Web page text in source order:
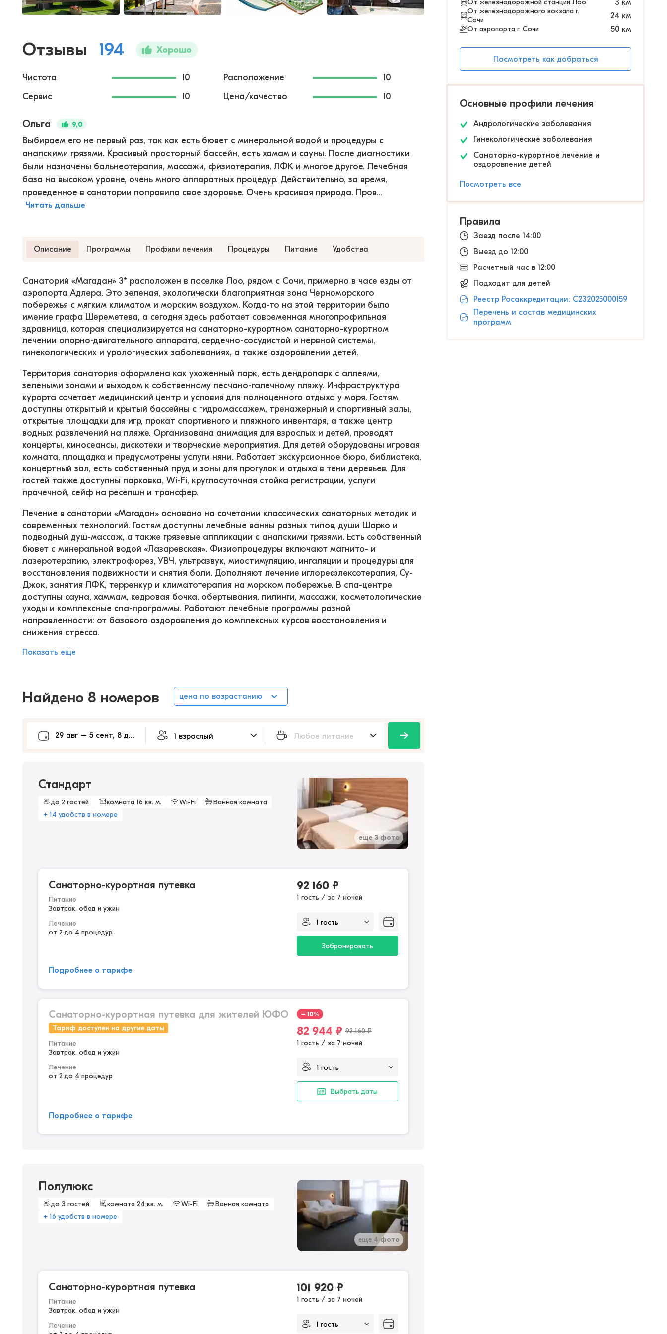
Отзывы 194 Хорошо
Чистота 10 Расположение
10
Сервис
10 Цена/качество 10
Ольга 9,0
Выбираем его не первый раз, так как есть бювет с минеральной водой и процедуры с
анапскими грязями. Красивый просторный бассейн, есть хамам и сауны. После диагностики
были назначены бальнеотерапия, массажи, физиотерапия, ЛФК и многое другое. Лечебная
база на высоком уровне, очень много аппаратных процедур. Действительно, за время,
проведенное в санатории поправила свое здоровье. Очень красивая природа. Пров...
Читать дальше
Описание Программы Профили лечения Процедуры Питание Удобства
Санаторий «Магадан» 3* расположен в поселке Лоо, рядом с Сочи, примерно в часе езды от
аэропорта Адлера. Это зеленая, экологически благоприятная зона Черноморского
побережья с мягким климатом и морским воздухом. Когда-то на этой территории было
имение графа Шереметева, а сегодня здесь работает современная многопрофильная
здравница, которая специализируется на санаторно-курортном санаторно-курортном
лечении опорно-двигательного аппарата, сердечно-сосудистой и нервной системы,
гинекологических и урологических заболеваниях, а также оздоровлении детей.
Территория санатория оформлена как ухоженный парк, есть дендропарк с аллеями,
зелеными зонами и выходом к собственному песчано-галечному пляжу. Инфраструктура
курорта сочетает медицинский центр и условия для полноценного отдыха у моря. Гостям
доступны открытый и крытый бассейны с гидромассажем, тренажерный и спортивный залы,
открытые площадки для игр, прокат спортивного и пляжного инвентаря, а также центр
водных развлечений на пляже. Организована анимация для взрослых и детей, проводят
концерты, киносеансы, дискотеки и творческие мероприятия. Для детей оборудованы игровая
комната, площадка и предусмотрены услуги няни. Работает экскурсионное бюро, библиотека,
концертный зал, есть собственный пруд и зоны для прогулок и отдыха в тени деревьев. Для
гостей также доступны парковка, Wi-Fi, круглосуточная стойка регистрации, услуги
прачечной, сейф на ресепшн и трансфер.
Лечение в санатории «Магадан» основано на сочетании классических санаторных методик и
современных технологий. Гостям доступны лечебные ванны разных типов, души Шарко и
подводный душ-массаж, а также грязевые аппликации с анапскими грязями. Есть собственный
бювет с минеральной водой «Лазаревская». Физиопроцедуры включают магнито- и
лазеротерапию, электрофорез, УВЧ, ультразвук, миостимуляцию, ингаляции и процедуры для
восстановления подвижности и снятия боли. Дополняют лечение иглорефлексотерапия, Су-
Джок, занятия ЛФК, терренкур и климатотерапия на морском побережье. В спа-центре
доступны сауна, хаммам, кедровая бочка, обертывания, пилинги, массажи, косметологические
уходы и комплексные спа-программы. Работают лечебные программы разной
направленности: от базового оздоровления до комплексных курсов восстановления и
снижения стресса.
Показать еще
Найдено 8 номеров цена по возрастанию
Стандарт
до 2 гостей комната 16 кв. м. Wi-Fi
Ванная комната
+ 14 удобств в номере
еще 3 фото
Санаторно-курортная путевка
Питание
Завтрак, обед и ужин
Лечение
от 2 до 4 процедур
92 160 ₽
1 гость / за 7 ночей
Забронировать
Подробнее о тарифе
Санаторно-курортная путевка для жителей ЮФО
Тариф доступен на другие даты
Питание
Завтрак, обед и ужин
Лечение
от 2 до 4 процедур
– 10%
82 944 ₽ 92 160 ₽
1 гость / за 7 ночей
Выбрать даты
Подробнее о тарифе
Полулюкс
до 3 гостей комната 24 кв. м. Wi-Fi
Ванная комната
+ 16 удобств в номере
еще 4 фото
Санаторно-курортная путевка
Питание
Завтрак, обед и ужин
Лечение
101 920 ₽
1 гость / за 7 ночей
От железнодорожной станции Лоо 3 км
От железнодорожного вокзала г.
Сочи
24 км
От аэропорта г. Сочи 50 км
Посмотреть как добраться
Основные профили лечения
Андрологические заболевания
Гинекологические заболевания
Санаторно-курортное лечение и
оздоровление детей
Посмотреть все
Правила
Заезд после 14:00
Выезд до 12:00
Расчетный час в 12:00
Подходит для детей
Реестр Росаккредитации: С232025000159
Перечень и состав медицинских
программ